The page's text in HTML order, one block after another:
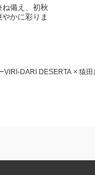
備え、初秋
かに彩りま
VIRI-DARI DESERTA × 猿